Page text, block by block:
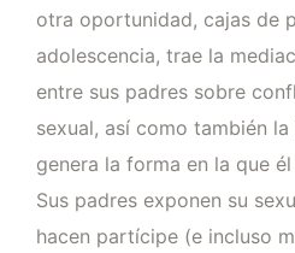
otra oportunidad, cajas de
adolescencia, trae la
entre sus padres sobre
sexual, así como también
genera la forma en la que
Sus padres exponen su
hacen partícipe (e incluso